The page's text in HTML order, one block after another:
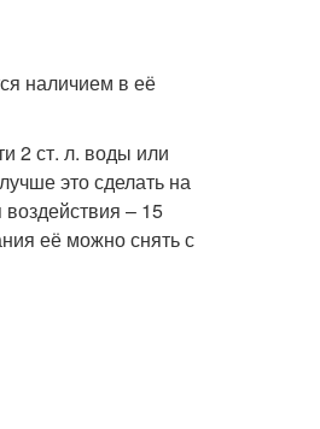
наличием в её
2 ст. л. воды или
это сделать на
– 15
её можно снять с